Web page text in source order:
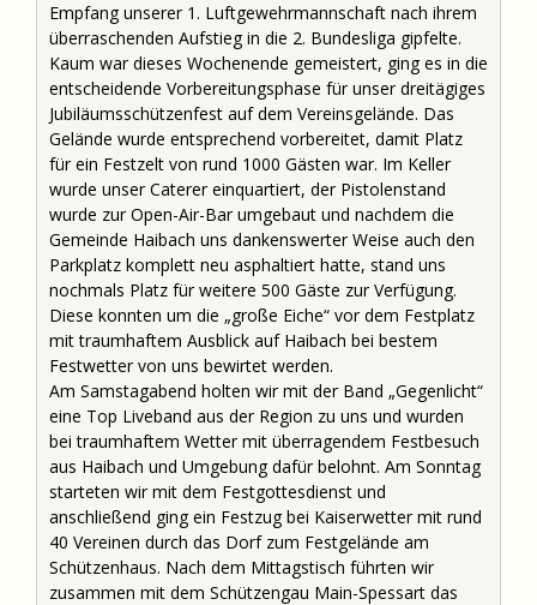
Empfang unserer 1. Luftgewehrmannschaft nach ihrem
überraschenden Aufstieg in die 2. Bundesliga gipfelte.
Kaum war dieses Wochenende gemeistert, ging es in die
entscheidende Vorbereitungsphase für unser dreitägiges
Jubiläumsschützenfest auf dem Vereinsgelände. Das
Gelände wurde entsprechend vorbereitet, damit Platz
für ein Festzelt von rund 1000 Gästen war. Im Keller
wurde unser Caterer einquartiert, der Pistolenstand
wurde zur Open-Air-Bar umgebaut und nachdem die
Gemeinde Haibach uns dankenswerter Weise auch den
Parkplatz komplett neu asphaltiert hatte, stand uns
nochmals Platz für weitere 500 Gäste zur Verfügung.
Diese konnten um die „große Eiche“ vor dem Festplatz
mit traumhaftem Ausblick auf Haibach bei bestem
Festwetter von uns bewirtet werden.
Am Samstagabend holten wir mit der Band „Gegenlicht“
eine Top Liveband aus der Region zu uns und wurden
bei traumhaftem Wetter mit überragendem Festbesuch
aus Haibach und Umgebung dafür belohnt. Am Sonntag
starteten wir mit dem Festgottesdienst und
anschließend ging ein Festzug bei Kaiserwetter mit rund
40 Vereinen durch das Dorf zum Festgelände am
Schützenhaus. Nach dem Mittagstisch führten wir
zusammen mit dem Schützengau Main-Spessart das